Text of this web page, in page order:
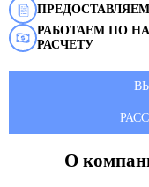
РАБОТАЕМ ПО
РАСЧЕТУ
О